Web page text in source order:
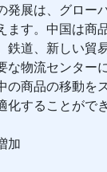
発展は、グロー
ます。中国は商
鉄道、新しい貿
な物流センター
の商品の移動を
することができ
加